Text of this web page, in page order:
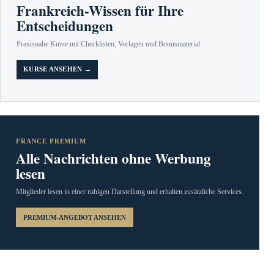
Frankreich-Wissen für Ihre
Entscheidungen
Praxisnahe Kurse mit Checklisten, Vorlagen und Bonusmaterial.
KURSE ANSEHEN →
FRANCE PREMIUM
Alle Nachrichten ohne Werbung
lesen
Mitglieder lesen in einer ruhigen Darstellung und erhalten zusätzliche Services.
PREMIUM-ANGEBOT ANSEHEN